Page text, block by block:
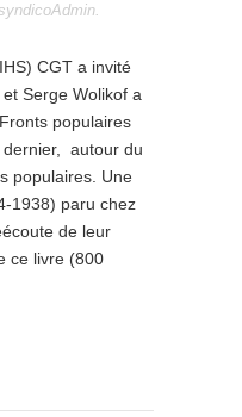
.
CGT a invité
Serge Wolikof a
populaires
autour du
populaires. Une
1938) paru chez
de leur
ce livre (800